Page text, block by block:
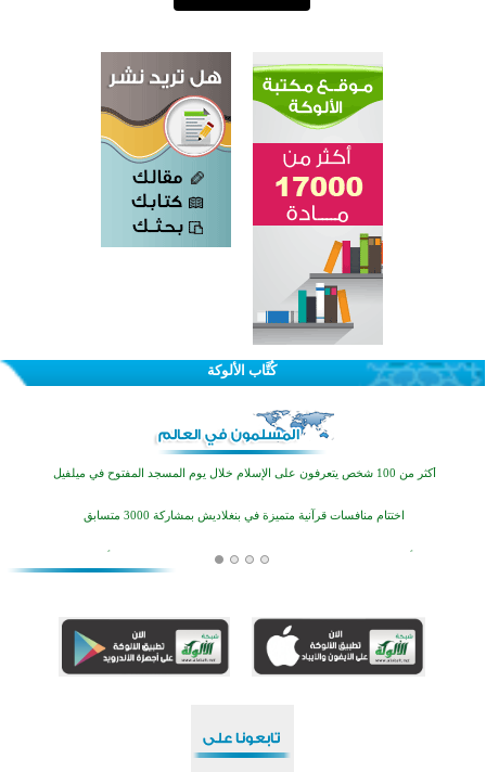
كُتَّاب الألوكة
القرآن والتربية في صدارة البرامج الصيفية للمسلمين في بينزا وساراتوف وموردوفيا هذا العام
اختتام الدورة التاسعة لمسابقة حفظ وتلاوة القرآن الكريم في أزناكاييف
أكثر من 100 شخص يتعرفون على الإسلام خلال يوم المسجد المفتوح في ميلفيل
اختتام منافسات قرآنية متميزة في بنغلاديش بمشاركة 3000 متسابق
منطقة ريبوفسي تحتفل بميلاد مسجد جديد في أجواء إيمانية مميزة